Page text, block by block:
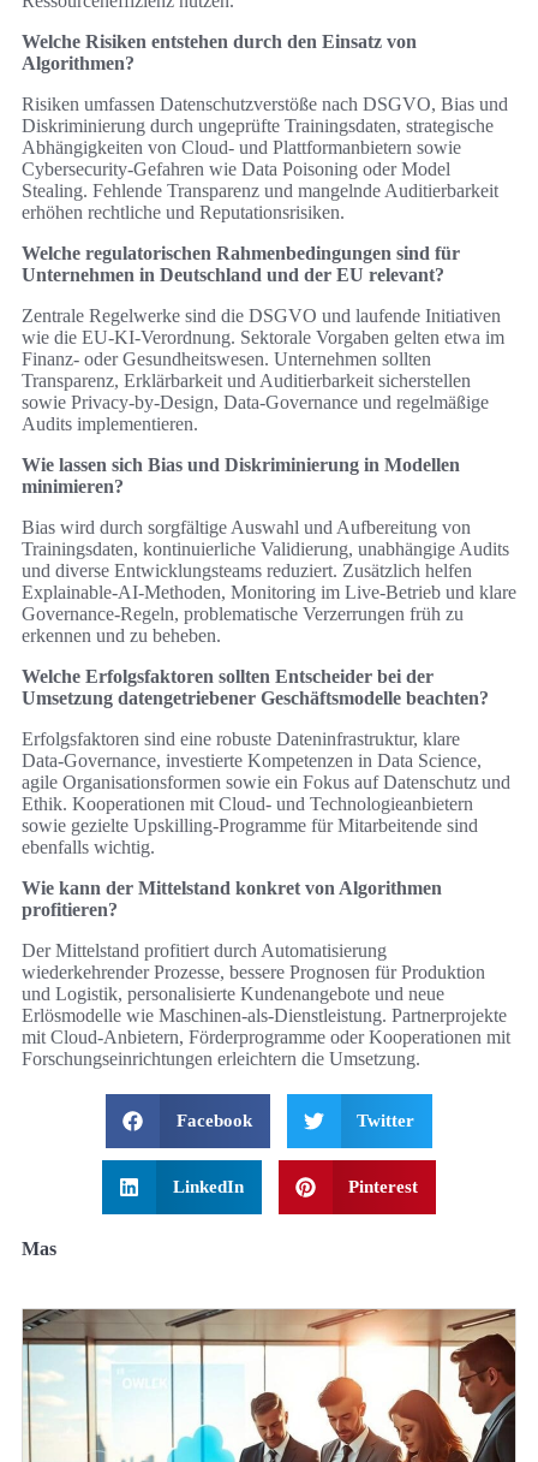
Welche Risiken entstehen durch den Einsatz von
Algorithmen?
Risiken umfassen Datenschutzverstöße nach DSGVO, Bias und
Diskriminierung durch ungeprüfte Trainingsdaten, strategische
Abhängigkeiten von Cloud‑ und Plattformanbietern sowie
Cybersecurity‑Gefahren wie Data Poisoning oder Model
Stealing. Fehlende Transparenz und mangelnde Auditierbarkeit
erhöhen rechtliche und Reputationsrisiken.
Welche regulatorischen Rahmenbedingungen sind für
Unternehmen in Deutschland und der EU relevant?
Zentrale Regelwerke sind die DSGVO und laufende Initiativen
wie die EU‑KI‑Verordnung. Sektorale Vorgaben gelten etwa im
Finanz‑ oder Gesundheitswesen. Unternehmen sollten
Transparenz, Erklärbarkeit und Auditierbarkeit sicherstellen
sowie Privacy‑by‑Design, Data‑Governance und regelmäßige
Audits implementieren.
Wie lassen sich Bias und Diskriminierung in Modellen
minimieren?
Bias wird durch sorgfältige Auswahl und Aufbereitung von
Trainingsdaten, kontinuierliche Validierung, unabhängige Audits
und diverse Entwicklungsteams reduziert. Zusätzlich helfen
Explainable‑AI‑Methoden, Monitoring im Live‑Betrieb und klare
Governance‑Regeln, problematische Verzerrungen früh zu
erkennen und zu beheben.
Welche Erfolgsfaktoren sollten Entscheider bei der
Umsetzung datengetriebener Geschäftsmodelle beachten?
Erfolgsfaktoren sind eine robuste Dateninfrastruktur, klare
Data‑Governance, investierte Kompetenzen in Data Science,
agile Organisationsformen sowie ein Fokus auf Datenschutz und
Ethik. Kooperationen mit Cloud‑ und Technologieanbietern
sowie gezielte Upskilling‑Programme für Mitarbeitende sind
ebenfalls wichtig.
Wie kann der Mittelstand konkret von Algorithmen
profitieren?
Der Mittelstand profitiert durch Automatisierung
wiederkehrender Prozesse, bessere Prognosen für Produktion
und Logistik, personalisierte Kundenangebote und neue
Erlösmodelle wie Maschinen‑als‑Dienstleistung. Partnerprojekte
mit Cloud‑Anbietern, Förderprogramme oder Kooperationen mit
Forschungseinrichtungen erleichtern die Umsetzung.
Facebook Twitter
LinkedIn Pinterest
Mas